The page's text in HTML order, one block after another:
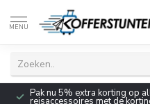
MENU
Pak nu 5% extra korting op
reisaccessoires met de